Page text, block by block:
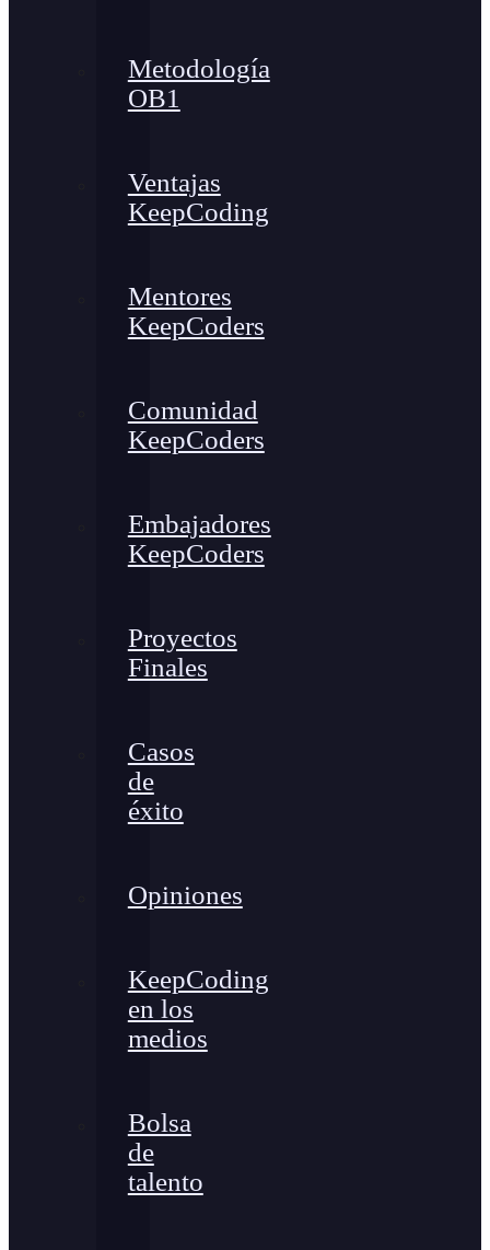
Metodología
OB1
Ventajas
KeepCoding
Mentores
KeepCoders
Comunidad
KeepCoders
Embajadores
KeepCoders
Proyectos
Finales
Casos
de
éxito
Opiniones
KeepCoding
en los
medios
Bolsa
de
talento